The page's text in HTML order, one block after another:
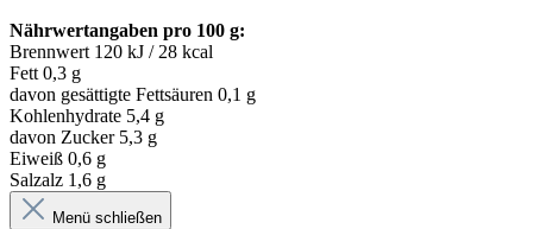
Nährwertangaben pro 100 g:
Brennwert 120 kJ / 28 kcal
Fett 0,3 g
davon gesättigte Fettsäuren 0,1 g
Kohlenhydrate 5,4 g
davon Zucker 5,3 g
Eiweiß 0,6 g
Salzalz 1,6 g
Menü schließen